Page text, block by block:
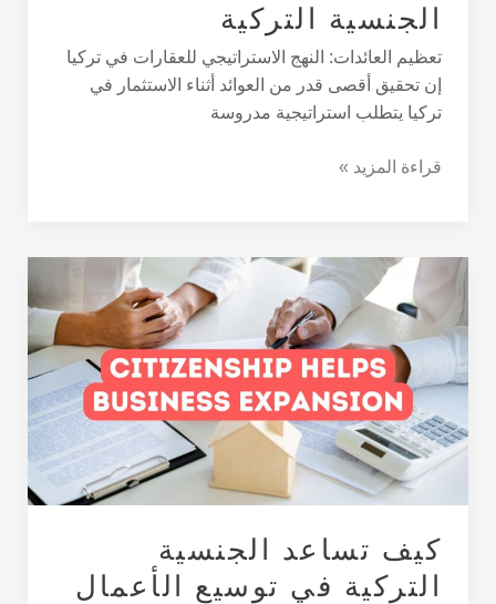
الجنسية التركية
تعظيم العائدات: النهج الاستراتيجي للعقارات في تركيا
إن تحقيق أقصى قدر من العوائد أثناء الاستثمار في
تركيا يتطلب استراتيجية مدروسة
قراءة المزيد »
كيف تساعد الجنسية
التركية في توسيع الأعمال
كيف
تساعد
الجنسية
التركية
في
توسيع
الأعمال
التجارية